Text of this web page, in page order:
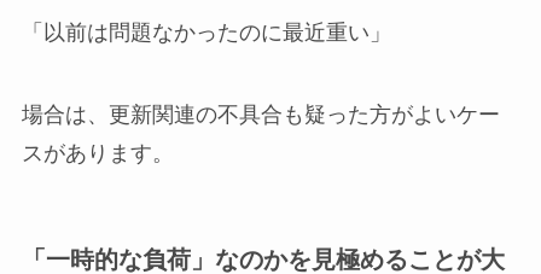
「以前は問題なかったのに最近重い」
場合は、更新関連の不具合も疑った方がよいケー
スがあります。
「一時的な負荷」なのかを見極めることが大